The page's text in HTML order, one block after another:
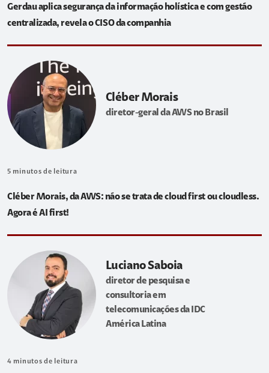
Gerdau aplica segurança da informação holística e com gestão
centralizada, revela o CISO da companhia
Cléber Morais
diretor-geral da AWS no Brasil
5 minutos de leitura
Cléber Morais, da AWS: não se trata de cloud first ou cloudless.
Agora é AI first!
Luciano Saboia
diretor de pesquisa e
consultoria em
telecomunicações da IDC
América Latina
4 minutos de leitura